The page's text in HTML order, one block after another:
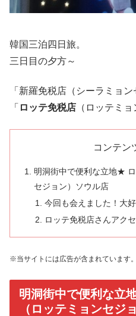
韓国三泊四日旅。
三日目の夕方～
「新羅免税店（シーラミョ
「 ロッテ免税店 （ロッテミ
コンテン
明洞街中で便利な立地★
セジョン）ソウル店
今回も会えました！大
ロッテ免税店さんアク
※当サイトには広告が含まれています。
明洞街中で便利な立
（ロッテミョンセジ